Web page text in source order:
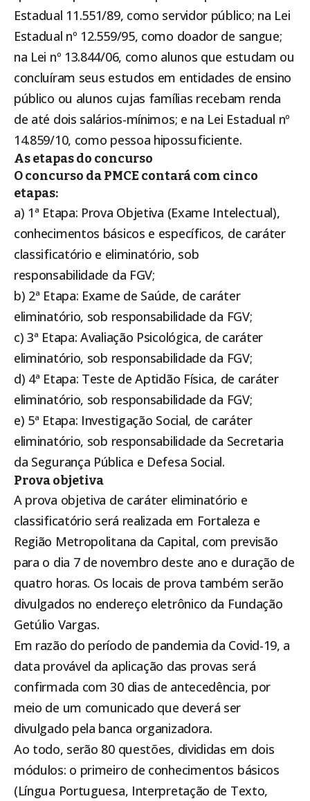
Estadual 11.551/89, como servidor público; na Lei
Estadual nº 12.559/95, como doador de sangue;
na Lei nº 13.844/06, como alunos que estudam ou
concluíram seus estudos em entidades de ensino
público ou alunos cujas famílias recebam renda
de até dois salários-mínimos; e na Lei Estadual nº
14.859/10, como pessoa hipossuficiente.
As etapas do concurso
O concurso da PMCE contará com cinco
etapas:
a) 1ª Etapa: Prova Objetiva (Exame Intelectual),
conhecimentos básicos e específicos, de caráter
classificatório e eliminatório, sob
responsabilidade da FGV;
b) 2ª Etapa: Exame de Saúde, de caráter
eliminatório, sob responsabilidade da FGV;
c) 3ª Etapa: Avaliação Psicológica, de caráter
eliminatório, sob responsabilidade da FGV;
d) 4ª Etapa: Teste de Aptidão Física, de caráter
eliminatório, sob responsabilidade da FGV;
e) 5ª Etapa: Investigação Social, de caráter
eliminatório, sob responsabilidade da Secretaria
da Segurança Pública e Defesa Social.
Prova objetiva
A prova objetiva de caráter eliminatório e
classificatório será realizada em Fortaleza e
Região Metropolitana da Capital, com previsão
para o dia 7 de novembro deste ano e duração de
quatro horas. Os locais de prova também serão
divulgados no endereço eletrônico da Fundação
Getúlio Vargas.
Em razão do período de pandemia da Covid-19, a
data provável da aplicação das provas será
confirmada com 30 dias de antecedência, por
meio de um comunicado que deverá ser
divulgado pela banca organizadora.
Ao todo, serão 80 questões, divididas em dois
módulos: o primeiro de conhecimentos básicos
(Língua Portuguesa, Interpretação de Texto,